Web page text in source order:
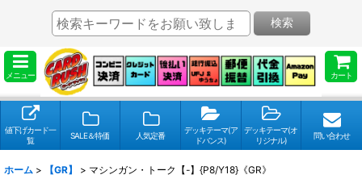
メニュー カート
検索
値下げカード一
覧
SALE＆特価 人気定番
デッキテーマ(ア
ドバンス)
デッキテーマ(オ
リジナル)
問い合わせ
ホーム > 【GR】 > マシンガン・トーク【-】{P8/Y18}《GR》